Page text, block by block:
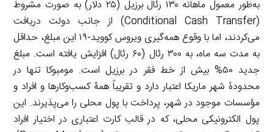
به‌طور معمول ماهانه ۱۳۰ رئال برزیل (۲۵ دلار) به صورت مشروط
(Conditional Cash Transfer) از جانب دولت دریافت
می‌کردند، اما با وقوع همه‌گیری ویروس کووید-۱۹ این مبلغ، حداقل
به مدت سه ماه، به ۳۰۰ رئال (۶۰ رئال) افزایش یافته است. مبلغ
جدید ۵۰% بیش از خط فقر در برزیل است. مومبوکا تنها در
محدودۀ شهر ماریکا اعتبار دارد و تقریباً همۀ کسب‌وکارها و افراد و
مؤسسات موجود در شهر، پرداخت با پول محلی را می‌پذیرند. این
پول الکترونیکی محلی، که در قالب کارت اعتباری در اختیار افراد